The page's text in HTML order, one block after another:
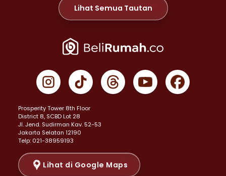
Properti Dijual di Meruya >
Properti Dijual di Jelambar >
Properti Dijual di Jakarta Pusat >
Properti Dijual di Gambir >
Properti Dijual di Johar Baru >
Properti Dijual di Menteng >
Properti Dijual di Senen >
Properti Dijual di Tanah Abang >
Properti Dijual di Cikini >
Properti Dijual di Kramat >
Properti Dijual di Pasar Baru >
Lihat Semua Tautan
Prosperity Tower 8th Floor
District 8, SCBD Lot 28
JI. Jend. Sudirman Kav. 52-53
Jakarta Selatan 12190
Telp: 021-38959193
Lihat di Google Maps